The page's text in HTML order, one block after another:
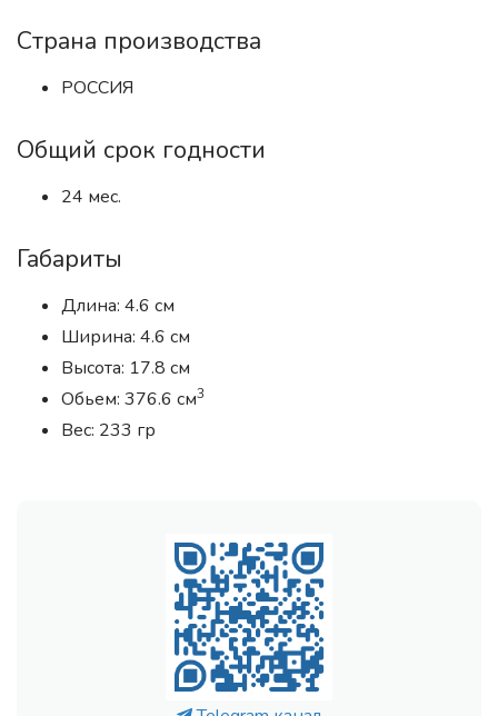
Страна производства
РОССИЯ
Общий срок годности
24 мес.
Габариты
Длина: 4.6 см
Ширина: 4.6 см
Высота: 17.8 см
Обьем: 376.6 см3
Вес: 233 гр